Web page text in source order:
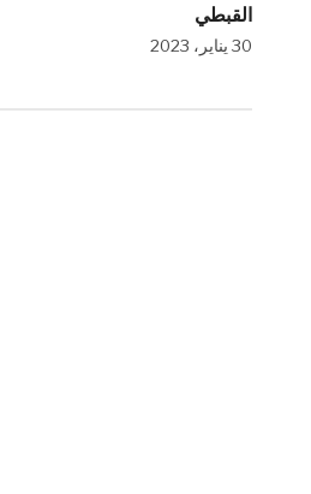
القبطي
30 يناير، 2023